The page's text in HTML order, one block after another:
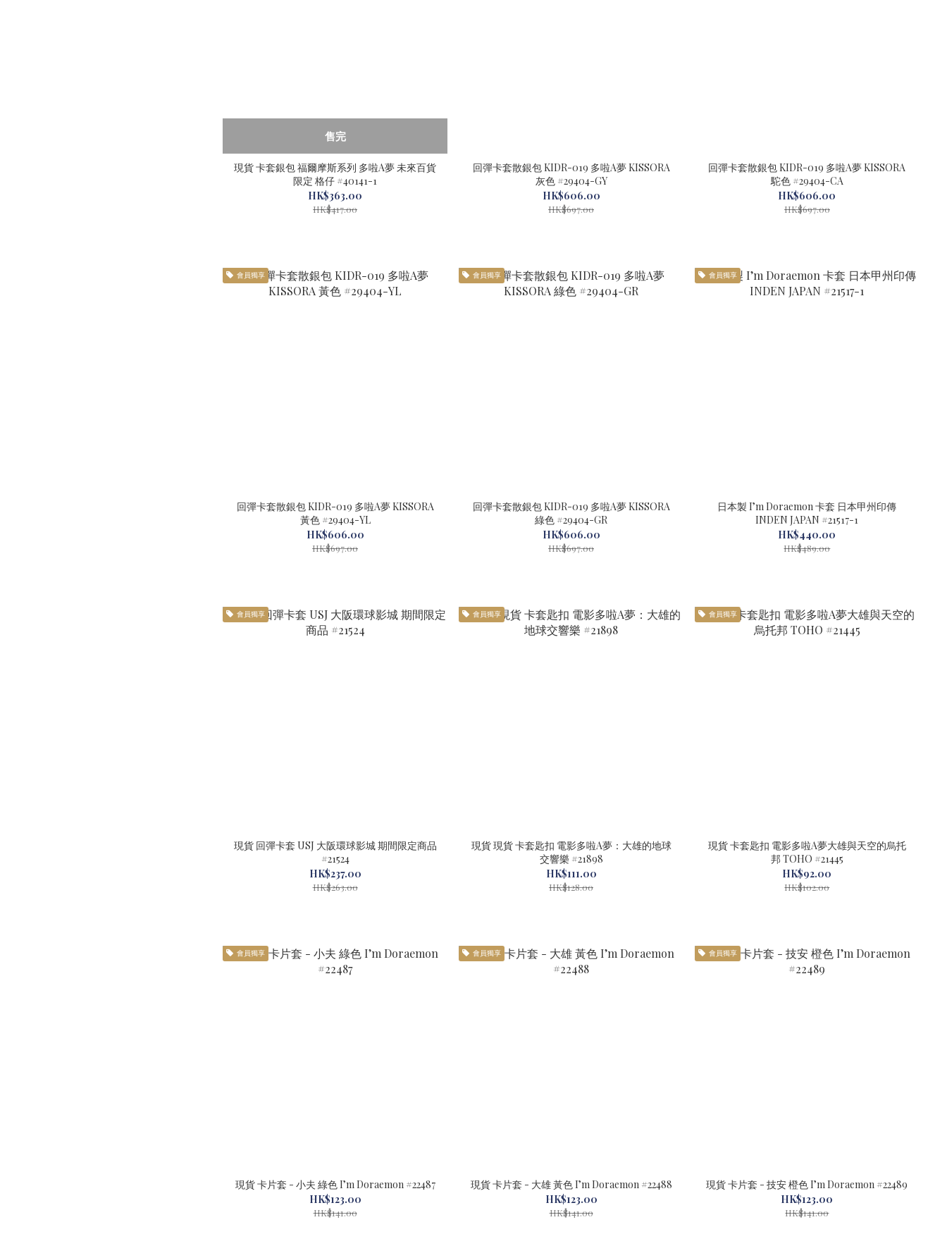
售完
現貨 卡套銀包 福爾摩斯系列 多啦A夢 未來百貨
限定 格仔 #40141-1
HK$363.00
HK$417.00
回彈卡套散銀包 KIDR-019 多啦A夢 KISSORA
灰色 #29404-GY
HK$606.00
HK$697.00
回彈卡套散銀包 KIDR-019 多啦A夢 KISSORA
駝色 #29404-CA
HK$606.00
HK$697.00
會員獨享
回彈卡套散銀包 KIDR-019 多啦A夢 KISSORA
黃色 #29404-YL
HK$606.00
HK$697.00
會員獨享
回彈卡套散銀包 KIDR-019 多啦A夢 KISSORA
綠色 #29404-GR
HK$606.00
HK$697.00
會員獨享
日本製 I’m Doraemon 卡套 日本甲州印傳
INDEN JAPAN #21517-1
HK$440.00
HK$489.00
會員獨享
現貨 回彈卡套 USJ 大阪環球影城 期間限定商品
#21524
HK$237.00
HK$263.00
會員獨享
現貨 現貨 卡套匙扣 電影多啦A夢：大雄的地球
交響樂 #21898
HK$111.00
HK$128.00
會員獨享
現貨 卡套匙扣 電影多啦A夢大雄與天空的烏托
邦 TOHO #21445
HK$92.00
HK$102.00
會員獨享
現貨 卡片套 - 小夫 綠色 I’m Doraemon #22487
HK$123.00
HK$141.00
會員獨享
現貨 卡片套 - 大雄 黃色 I’m Doraemon #22488
HK$123.00
HK$141.00
會員獨享
現貨 卡片套 - 技安 橙色 I’m Doraemon #22489
HK$123.00
HK$141.00